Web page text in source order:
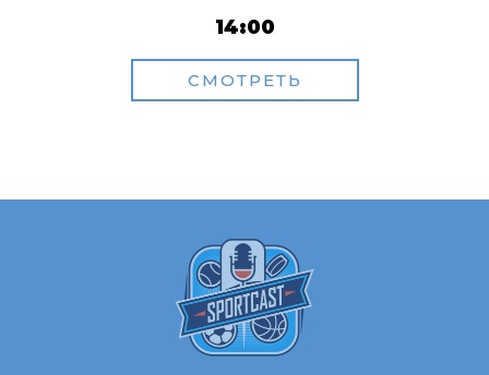
14:00
СМОТРЕТЬ